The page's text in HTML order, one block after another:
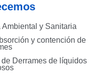
y Sanitaria
y contención de
Derrames de líquidos